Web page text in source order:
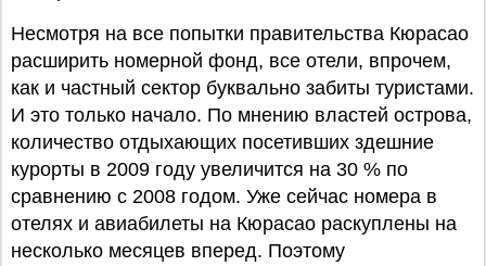
Несмотря на все попытки правительства Кюрасао
расширить номерной фонд, все отели, впрочем,
как и частный сектор буквально забиты туристами.
И это только начало. По мнению властей острова,
количество отдыхающих посетивших здешние
курорты в 2009 году увеличится на 30 % по
сравнению с 2008 годом. Уже сейчас номера в
отелях и авиабилеты на Кюрасао раскуплены на
несколько месяцев вперед. Поэтому